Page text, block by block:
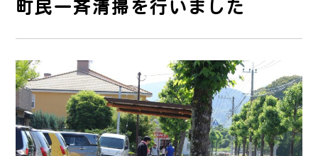
町民一斉清掃を行いました